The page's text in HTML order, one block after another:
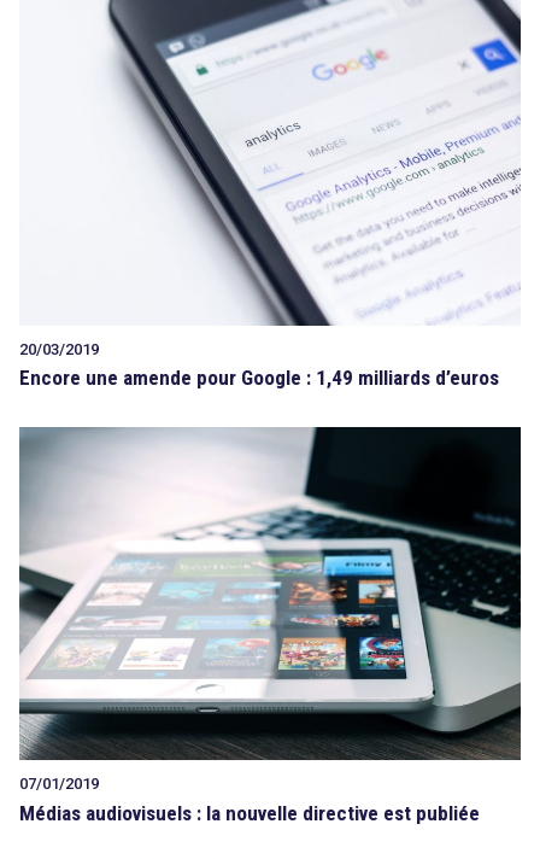
20/03/2019
Encore une amende pour Google : 1,49 milliards d’euros
07/01/2019
Médias audiovisuels : la nouvelle directive est publiée